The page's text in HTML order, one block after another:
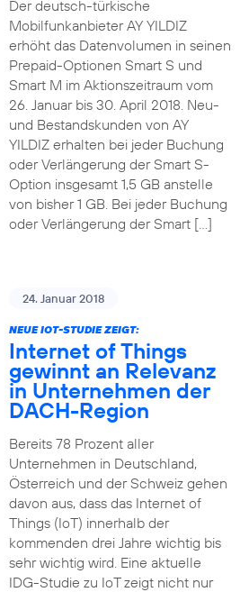
Der deutsch-türkische
Mobilfunkanbieter AY YILDIZ
erhöht das Datenvolumen in seinen
Prepaid-Optionen Smart S und
Smart M im Aktionszeitraum vom
26. Januar bis 30. April 2018. Neu-
und Bestandskunden von AY
YILDIZ erhalten bei jeder Buchung
oder Verlängerung der Smart S-
Option insgesamt 1,5 GB anstelle
von bisher 1 GB. Bei jeder Buchung
oder Verlängerung der Smart […]
24. Januar 2018
NEUE IOT-STUDIE ZEIGT:
Internet of Things
gewinnt an Relevanz
in Unternehmen der
DACH-Region
Bereits 78 Prozent aller
Unternehmen in Deutschland,
Österreich und der Schweiz gehen
davon aus, dass das Internet of
Things (IoT) innerhalb der
kommenden drei Jahre wichtig bis
sehr wichtig wird. Eine aktuelle
IDG-Studie zu IoT zeigt nicht nur